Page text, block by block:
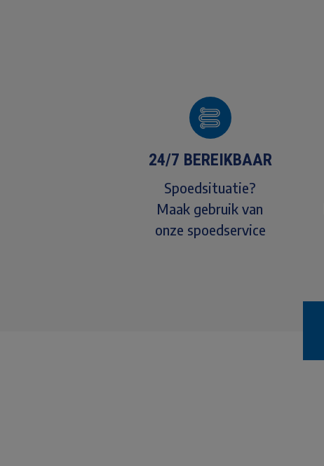
24/7 BEREIKBAAR
Spoedsituatie?
Maak gebruik van
onze spoedservice